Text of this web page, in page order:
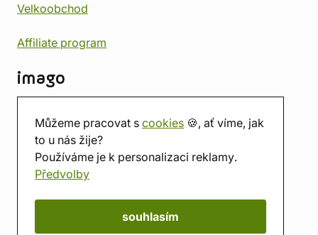
Můžeme pracovat s cookies 🍪, ať víme, jak
to u nás žije?
Používáme je k personalizaci reklamy.
Předvolby
souhlasím
Velkoobchod
Affiliate program
imago
Prodejna
Herna
O nás
Hodnocení obchodu